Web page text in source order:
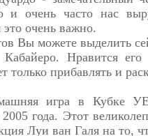
и очень часто нас
очень важно.
Вы можете выделить
Нравится
только прибавлять и
игра в Кубке
года. Этот
Луи ван Галя на то,